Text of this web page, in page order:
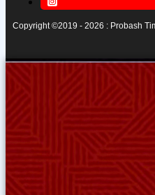
Copyright ©2019 - 2026 : Probash